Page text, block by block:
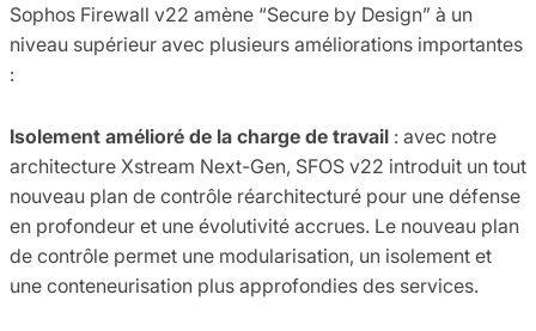
Sophos Firewall v22 amène “Secure by Design” à un
niveau supérieur avec plusieurs améliorations importantes
:
Isolement amélioré de la charge de travail : avec notre
architecture Xstream Next-Gen, SFOS v22 introduit un tout
nouveau plan de contrôle réarchitecturé pour une défense
en profondeur et une évolutivité accrues. Le nouveau plan
de contrôle permet une modularisation, un isolement et
une conteneurisation plus approfondies des services.